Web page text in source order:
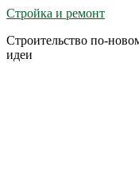
Стройка и ремонт
Строительство по-
идеи